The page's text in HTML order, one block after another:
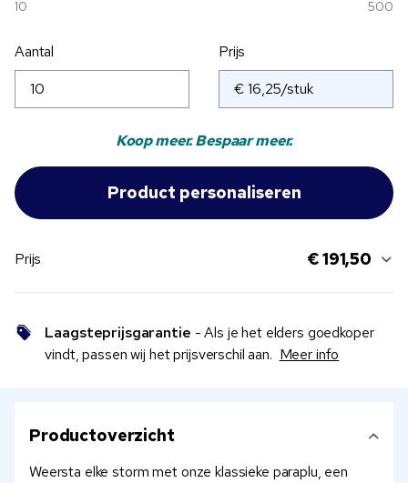
10 500
Aantal Prijs
Koop meer. Bespaar meer.
Prijs € 191,50
Laagsteprijsgarantie - Als je het elders goedkoper
vindt, passen wij het prijsverschil aan. Meer info
Productoverzicht
Weersta elke storm met onze klassieke paraplu, een